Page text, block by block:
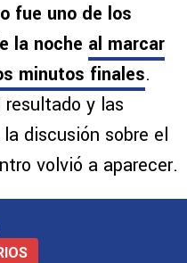
fue uno de los
la noche al marcar
minutos finales.
resultado y las
discusión sobre el
volvió a aparecer.